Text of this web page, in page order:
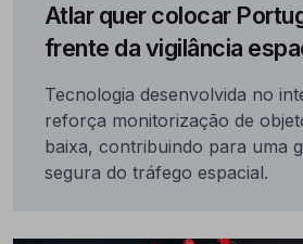
Atlar quer colocar
frente da vigilância
Tecnologia desenvolvida no
reforça monitorização de
baixa, contribuindo para uma
segura do tráfego espacial.